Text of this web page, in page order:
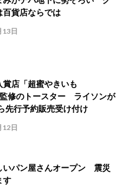
百貨店ならでは
日
賞店「超蜜やきいも
修のトースター ライソンが
先行予約販売受け付け
日
いパン屋さんオープン 震災
す